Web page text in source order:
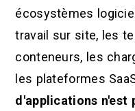
écosystèmes
travail sur site, les
conteneurs, les
les plateformes
d'applications n'est